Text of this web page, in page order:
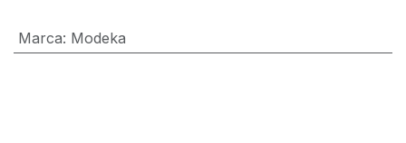
Marca: Modeka